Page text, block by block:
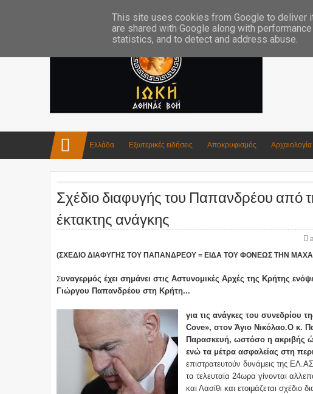
Ελλάδα Εξωτερικές ειδήσεις Αποκρυφισμός Αρχαιολογία
Σχέδιο διαφυγής του Παπανδρέου από
έκτακτης ανάγκης
(ΣΧΕΔΙΟ ΔΙΑΦΥΓΗΣ ΤΟΥ ΠΑΠΑΝΔΡΕΟΥ = ΕΙΔΑ ΤΟΥ ΦΟΝΕΩΣ ΤΗΝ
Συναγερμός έχει σημάνει στις Αστυνομικές Αρχές της Κρήτης
Γιώργου Παπανδρέου στη Κρήτη...
για τις ανάγκες του συνεδρίου
Cove», στον Άγιο Νικόλαο.Ο κ.
Παρασκευή, ωστόσο η ακριβής
ενώ τα μέτρα ασφαλείας στη
επιστρατευτούν δυνάμεις της
τα τελευταία 24ωρα γίνονται
και Λασίθι και ετοιμάζεται
This site uses cookies from Google to deliver
are shared with Google along with
statistics, and to detect and address abuse.